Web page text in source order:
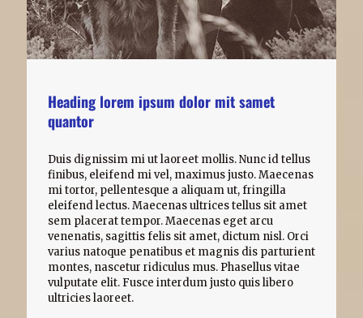
Heading lorem ipsum dolor mit samet
quantor
Duis dignissim mi ut laoreet mollis. Nunc id tellus
finibus, eleifend mi vel, maximus justo. Maecenas
mi tortor, pellentesque a aliquam ut, fringilla
eleifend lectus. Maecenas ultrices tellus sit amet
sem placerat tempor. Maecenas eget arcu
venenatis, sagittis felis sit amet, dictum nisl. Orci
varius natoque penatibus et magnis dis parturient
montes, nascetur ridiculus mus. Phasellus vitae
vulputate elit. Fusce interdum justo quis libero
ultricies laoreet.